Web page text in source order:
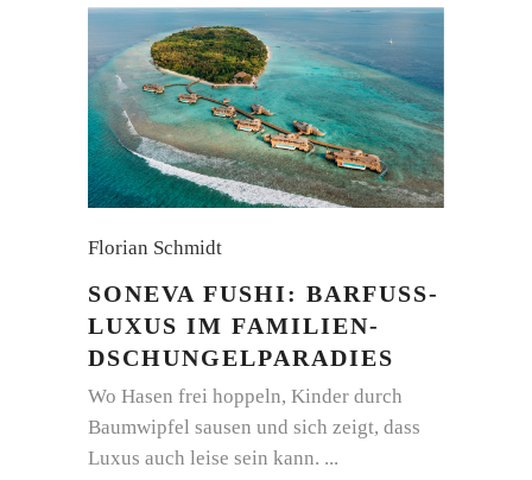
Florian Schmidt
SONEVA FUSHI: BARFUSS-
LUXUS IM FAMILIEN-
DSCHUNGELPARADIES
Wo Hasen frei hoppeln, Kinder durch
Baumwipfel sausen und sich zeigt, dass
Luxus auch leise sein kann.